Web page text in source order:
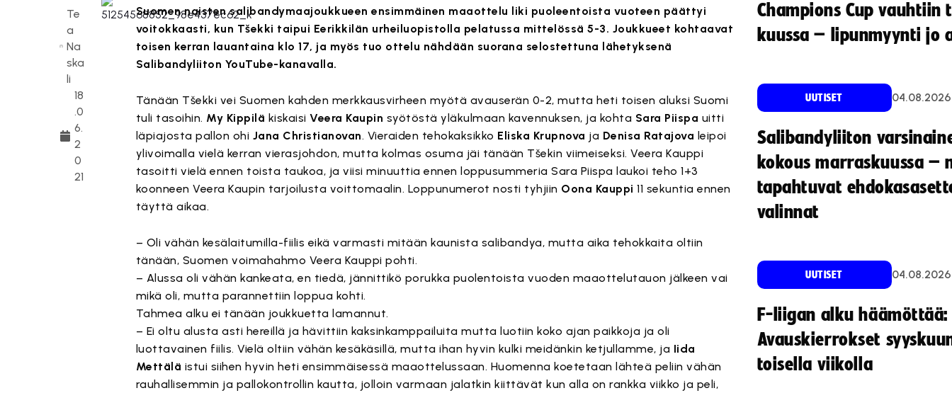
Te
a
Na
ska
li
18
.0
6.
2
0
21
Suomen naisten salibandymaajoukkueen ensimmäinen maaottelu liki puoleentoista vuoteen päättyi
voitokkaasti, kun Tšekki taipui Eerikkilän urheiluopistolla pelatussa mittelössä 5-3. Joukkueet kohtaavat
toisen kerran lauantaina klo 17, ja myös tuo ottelu nähdään suorana selostettuna lähetyksenä
Salibandyliiton YouTube-kanavalla.
Tänään Tšekki vei Suomen kahden merkkausvirheen myötä avauserän 0-2, mutta heti toisen aluksi Suomi
tuli tasoihin. My Kippilä kiskaisiVeera Kaupin syötöstä yläkulmaan kavennuksen, ja kohta Sara Piispa uitti
läpiajosta pallon ohi Jana Christianovan. Vieraiden tehokaksikko Eliska Krupnova ja Denisa Ratajova leipoi
ylivoimalla vielä kerran vierasjohdon, mutta kolmas osuma jäi tänään Tšekin viimeiseksi. Veera Kauppi
tasoitti vielä ennen toista taukoa, ja viisi minuuttia ennen loppusummeria Sara Piispa laukoi teho 1+3
koonneen Veera Kaupin tarjoilusta voittomaalin. Loppunumerot nosti tyhjiin Oona Kauppi 11 sekuntia ennen
täyttä aikaa.
– Oli vähän kesälaitumilla-fiilis eikä varmasti mitään kaunista salibandya, mutta aika tehokkaita oltiin
tänään, Suomen voimahahmo Veera Kauppi pohti.
– Alussa oli vähän kankeata, en tiedä, jännittikö porukka puolentoista vuoden maaottelutauon jälkeen vai
mikä oli, mutta parannettiin loppua kohti.
Tahmea alku ei tänään joukkuetta lamannut.
– Ei oltu alusta asti hereillä ja hävittiin kaksinkamppailuita mutta luotiin koko ajan paikkoja ja oli
luottavainen fiilis. Vielä oltiin vähän kesäkäsillä, mutta ihan hyvin kulki meidänkin ketjullamme, ja Iida
Mettälä istui siihen hyvin heti ensimmäisessä maaottelussaan. Huomenna koetetaan lähteä peliin vähän
rauhallisemmin ja pallokontrollin kautta, jolloin varmaan jalatkin kiittävät kun alla on rankka viikko ja peli,
Champions Cup vauhtiin
kuussa – lipunmyynti jo
UUTISET 04.08.2026
Salibandyliiton
kokous marraskuussa –
tapahtuvat
valinnat
UUTISET 04.08.2026
F-liigan alku häämöttää:
Avauskierrokset
toisella viikolla